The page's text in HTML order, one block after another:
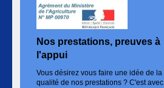
Nos prestations, preuves à
l'appui
Vous désirez vous faire une idée de la
qualité de nos prestations ? C'est avec